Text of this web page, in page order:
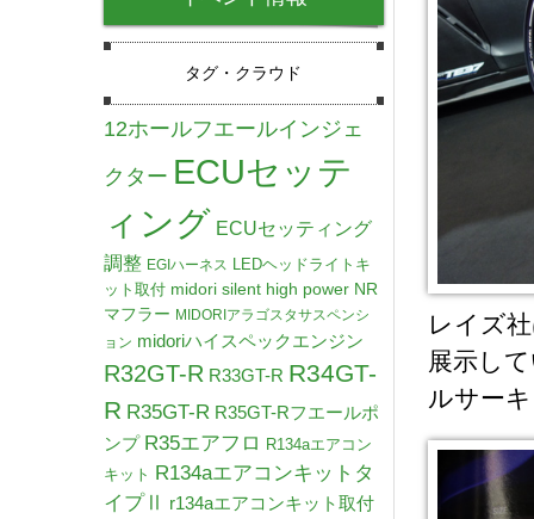
レイズ
展示し
ルサー
タグ・クラウド
12ホールフエールインジェ
クター ECUセッテ
ィング ECUセッティング
調整 EGIハーネス LEDヘッドライトキ
ット取付 midori silent high power NR
マフラー MIDORIアラゴスタサスペンシ
ョン midoriハイスペックエンジン
R32GT-R R33GT-R R34GT-
R R35GT-R R35GT-Rフエールポ
ンプ R35エアフロ R134aエアコン
キット R134aエアコンキットタ
イプⅡ
r134aエアコンキット取付